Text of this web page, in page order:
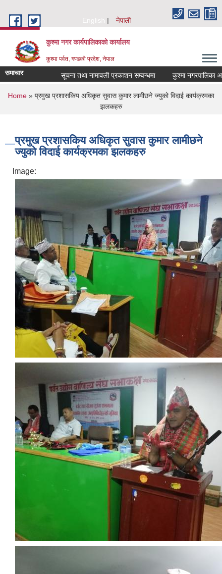
English
नेपाली
कुश्मा नगर कार्यपालिकाको कार्यालय
कुश्मा पर्वत, गण्डकी प्रदेश, नेपाल
समाचार सूचना तथा नामावली प्रकाशन सम्वन्धमा कुश्मा नगरपालिका
You are here
Home » प्रमुख प्रशासकिय अधिकृत सुवास कुमार लामीछने ज्युको विदाई कार्यक्रमका
झलकहरु
प्रमुख प्रशासकिय अधिकृत सुवास कुमार लामीछने
ज्युको विदाई कार्यक्रमका झलकहरु
Image: